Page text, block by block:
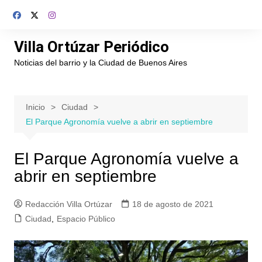
Villa Ortúzar Periódico
Noticias del barrio y la Ciudad de Buenos Aires
Inicio
Ciudad
El Parque Agronomía vuelve a abrir en septiembre
El Parque Agronomía vuelve a
abrir en septiembre
Redacción Villa Ortúzar
18 de agosto de 2021
Ciudad
Espacio Público